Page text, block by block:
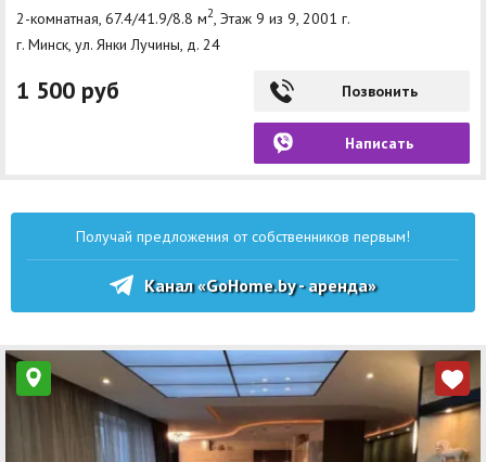
2-комнатная, 67.4/41.9/8.8 м2, Этаж 9 из 9, 2001 г.
г. Минск, ул. Янки Лучины, д. 24
1 500 руб Позвонить
Написать
Получай предложения от собственников первым!
Канал «GoHome.by - аренда»